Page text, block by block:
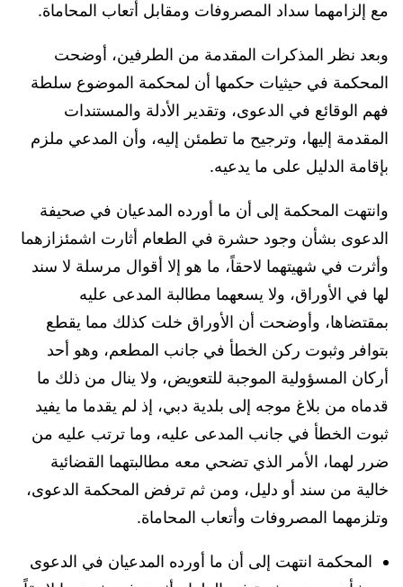
مع إلزامهما سداد المصروفات ومقابل أتعاب المحاماة.
وبعد نظر المذكرات المقدمة من الطرفين، أوضحت
المحكمة في حيثيات حكمها أن لمحكمة الموضوع سلطة
فهم الوقائع في الدعوى، وتقدير الأدلة والمستندات
المقدمة إليها، وترجيح ما تطمئن إليه، وأن المدعي ملزم
بإقامة الدليل على ما يدعيه.
وانتهت المحكمة إلى أن ما أورده المدعيان في صحيفة
الدعوى بشأن وجود حشرة في الطعام أثارت اشمئزازهما
وأثرت في شهيتهما لاحقاً، ما هو إلا أقوال مرسلة لا سند
لها في الأوراق، ولا يسعهما مطالبة المدعى عليه
بمقتضاها، وأوضحت أن الأوراق خلت كذلك مما يقطع
بتوافر وثبوت ركن الخطأ في جانب المطعم، وهو أحد
أركان المسؤولية الموجبة للتعويض، ولا ينال من ذلك ما
قدماه من بلاغ موجه إلى بلدية دبي، إذ لم يقدما ما يفيد
ثبوت الخطأ في جانب المدعى عليه، وما ترتب عليه من
ضرر لهما، الأمر الذي تضحي معه مطالبتهما القضائية
خالية من سند أو دليل، ومن ثم ترفض المحكمة الدعوى،
وتلزمهما المصروفات وأتعاب المحاماة.
المحكمة انتهت إلى أن ما أورده المدعيان في الدعوى